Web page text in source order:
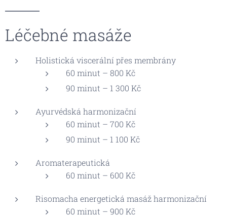
Léčebné masáže
Holistická viscerální přes membrány
60 minut – 800 Kč
90 minut – 1 300 Kč
Ayurvédská harmonizační
60 minut – 700 Kč
90 minut – 1 100 Kč
Aromaterapeutická
60 minut – 600 Kč
Risomacha energetická masáž harmonizační
60 minut – 900 Kč